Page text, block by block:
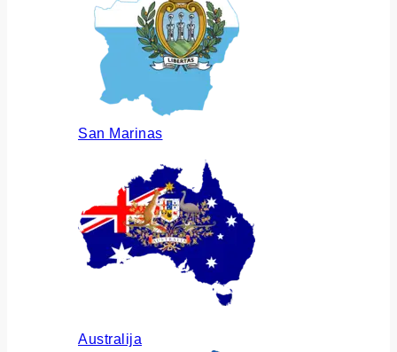
San Marinas
Australija